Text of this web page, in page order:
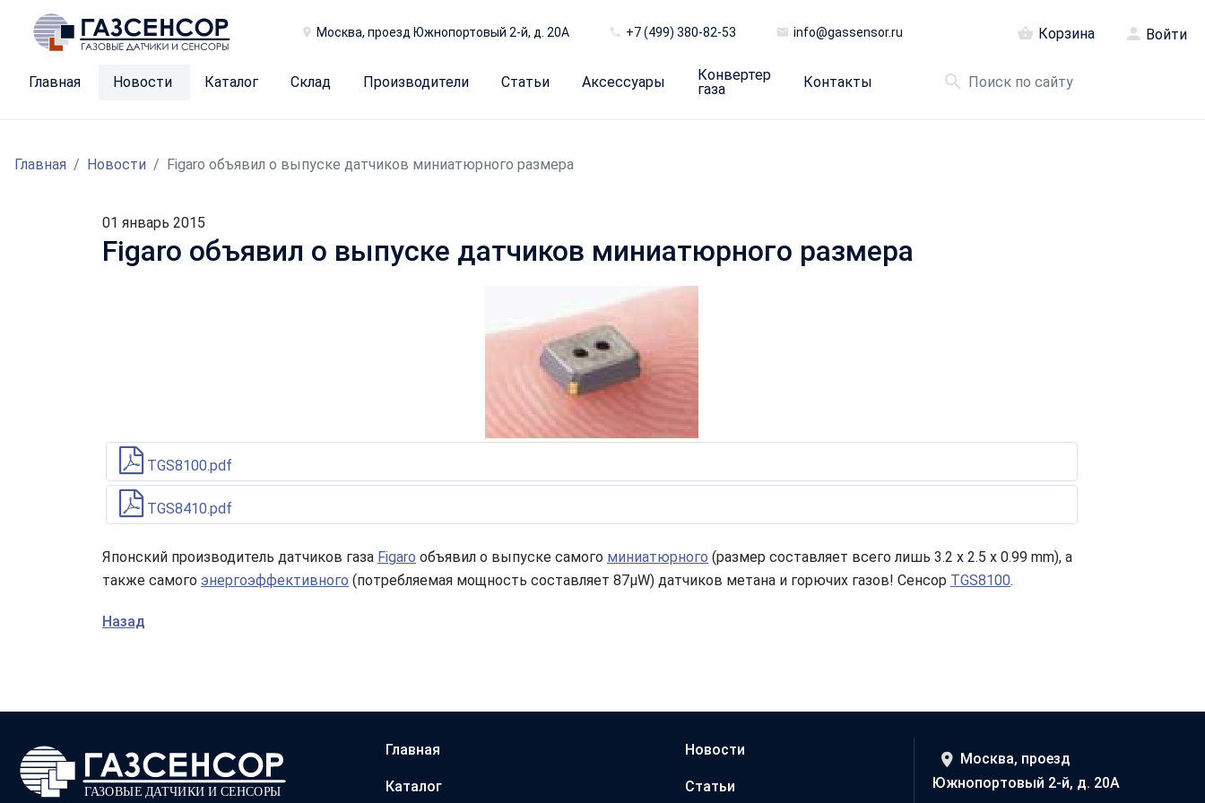
Москва, проезд Южнопортовый 2-й, д. 20А +7 (499) 380-82-53 info@gassensor.ru Корзина Войти
Главная Новости Каталог Склад Производители Статьи Аксессуары
Конвертер
газа
Контакты
Главная Новости Figaro объявил о выпуске датчиков миниатюрного размера
01 январь 2015
Figaro объявил о выпуске датчиков миниатюрного размера
TGS8100.pdf
TGS8410.pdf
Японский производитель датчиков газа Figaro объявил о выпуске самого миниатюрного (размер составляет всего лишь 3.2 x 2.5 x 0.99 mm), а
также самого энергоэффективного (потребляемая мощность составляет 87μW) датчиков метана и горючих газов! Сенсор TGS8100.
Назад
Главная
Каталог
Новости
Статьи
Москва, проезд
Южнопортовый 2-й, д. 20А